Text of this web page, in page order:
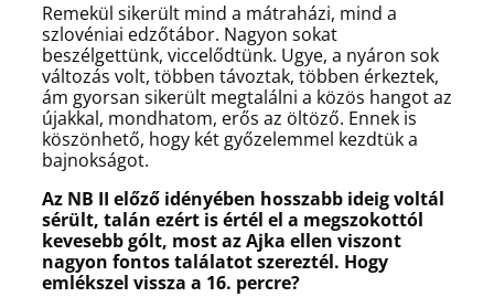
Remekül sikerült mind a mátraházi, mind a
szlovéniai edzőtábor. Nagyon sokat
beszélgettünk, viccelődtünk. Ugye, a nyáron sok
változás volt, többen távoztak, többen érkeztek,
ám gyorsan sikerült megtalálni a közös hangot az
újakkal, mondhatom, erős az öltöző. Ennek is
köszönhető, hogy két győzelemmel kezdtük a
bajnokságot.
Az NB II előző idényében hosszabb ideig voltál
sérült, talán ezért is értél el a megszokottól
kevesebb gólt, most az Ajka ellen viszont
nagyon fontos találatot szereztél. Hogy
emlékszel vissza a 16. percre?